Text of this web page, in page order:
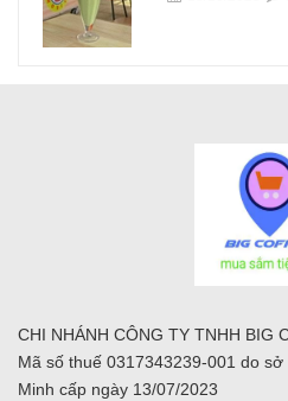
CHI NHÁNH CÔNG TY TNHH BIG
Mã số thuế 0317343239-001 do
Minh cấp ngày 13/07/2023